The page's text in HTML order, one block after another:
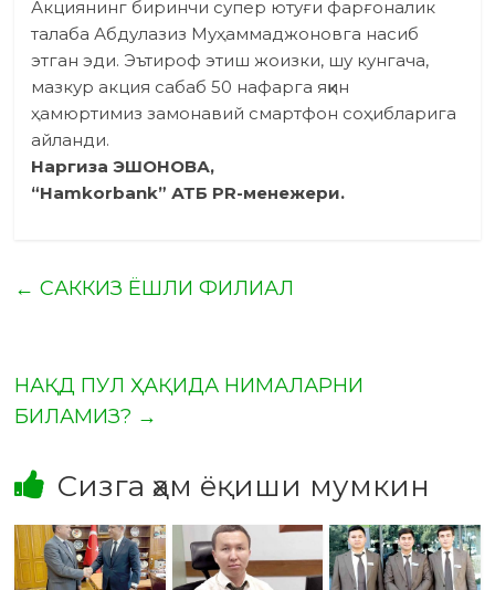
Акциянинг биринчи супер ютуғи фарғоналик
талаба Абдулазиз Муҳаммаджоновга насиб
этган эди. Эътироф этиш жоизки, шу кунгача,
мазкур акция сабаб 50 нафарга яқин
ҳамюртимиз замонавий смартфон соҳибларига
айланди.
Наргиза ЭШОНОВА,
“Hamkorbank” АТБ PR-менежери.
← САККИЗ ЁШЛИ ФИЛИАЛ
НАҚД ПУЛ ҲАҚИДА НИМАЛАРНИ
БИЛАМИЗ? →
Сизга ҳам ёқиши мумкин